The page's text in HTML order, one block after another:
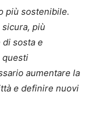
più sostenibile.
sicura, più
sosta e
questi
aumentare la
e definire nuovi